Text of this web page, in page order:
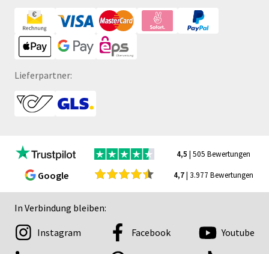
Lieferpartner:
4,5 | 505 Bewertungen
Google 4,7| 3.977 Bewertungen
In Verbindung bleiben:
Instagram Facebook Youtube